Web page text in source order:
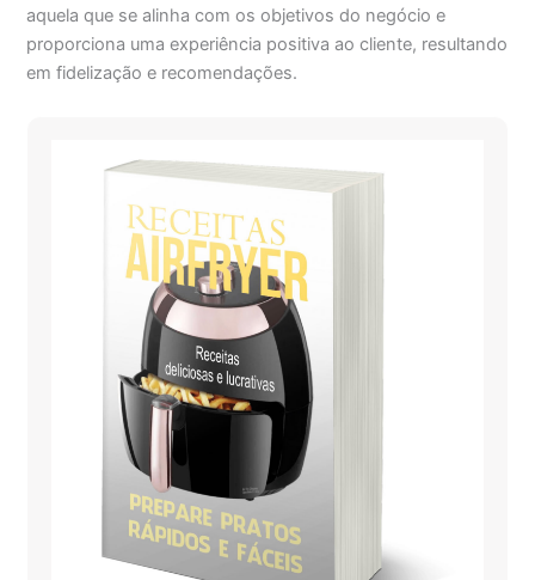
aquela que se alinha com os objetivos do negócio e
proporciona uma experiência positiva ao cliente, resultando
em fidelização e recomendações.